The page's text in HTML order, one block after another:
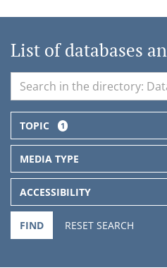
List of databases
TOPIC 1
MEDIA TYPE
ACCESSIBILITY
FIND RESET SEARCH